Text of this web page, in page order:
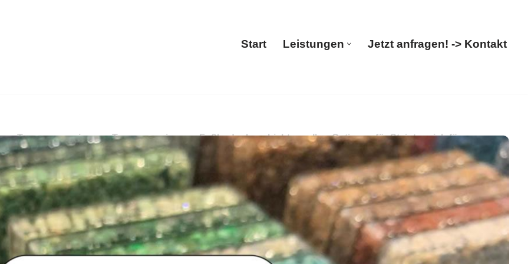
Start Leistungen Jetzt anfragen! -> Kontakt
Terrassensanierung, Treppensanierung, Fußbodenbeschichtung. Ihre Optionen für Steinteppich für
Terrassensanierung, Fußbodenbeschichtung. PayKIES, Ihr Boden-Verleger für 06217 Merseburg
✓Treppensanierung und ✓Fußbodenbeschichtung. Wir bringen Sie weiter ✉.